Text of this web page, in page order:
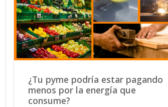
¿Tu pyme podría estar pagando
menos por la energía que
consume?